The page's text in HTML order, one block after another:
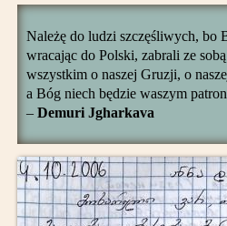
Należę do ludzi szczęśliwych, bo
wracając do Polski, zabrali ze
wszystkim o naszej Gruzji, o
a Bóg niech będzie waszym
– Demuri Jgharkava